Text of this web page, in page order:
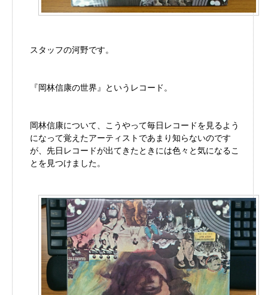
スタッフの河野です。
『岡林信康の世界』というレコード。
岡林信康について、こうやって毎日レコードを見るよう
になって覚えたアーティストであまり知らないのです
が、先日レコードが出てきたときには色々と気になるこ
とを見つけました。